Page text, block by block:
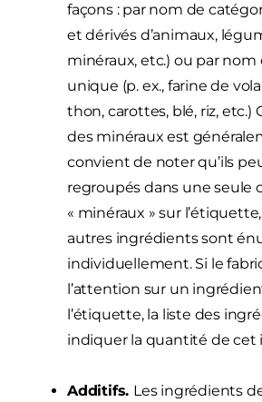
façons : par nom de
et dérivés d’animaux,
minéraux, etc.) ou par nom
unique (p. ex., farine de
thon, carottes, blé, riz, etc.)
des minéraux est
convient de noter qu’ils
regroupés dans une seule
« minéraux » sur
autres ingrédients sont
individuellement. Si le
l’attention sur un
l’étiquette, la liste des
indiquer la quantité de cet
Additifs. Les ingrédients